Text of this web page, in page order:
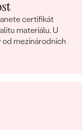
certifikát
materiálu. U
mezinárodních